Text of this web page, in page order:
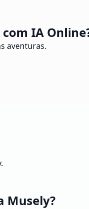
IA
aventuras.
Musely?